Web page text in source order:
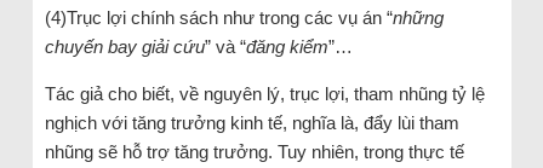
(4)Trục lợi chính sách như trong các vụ án “những
chuyến bay giải cứu” và “đăng kiểm”…
Tác giả cho biết, về nguyên lý, trục lợi, tham nhũng tỷ lệ
nghịch với tăng trưởng kinh tế, nghĩa là, đẩy lùi tham
nhũng sẽ hỗ trợ tăng trưởng. Tuy nhiên, trong thực tế